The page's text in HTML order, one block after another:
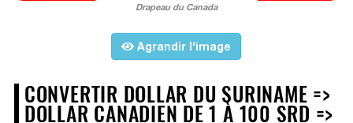
Drapeau du Canada
Agrandir l'image
CONVERTIR DOLLAR DU SURINAME =>
DOLLAR CANADIEN DE 1 À 100 SRD =>